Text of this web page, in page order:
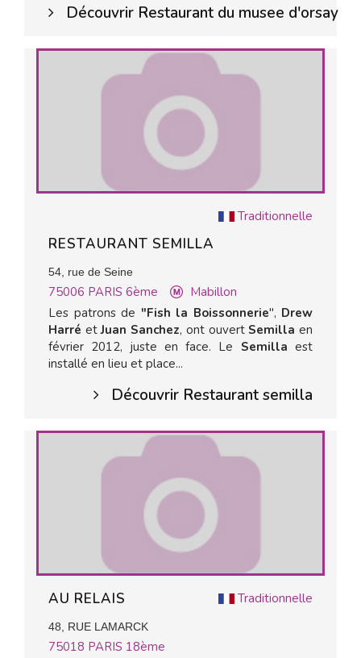
Découvrir Restaurant du musee d'orsay
Traditionnelle
RESTAURANT SEMILLA
54, rue de Seine
75006 PARIS 6ème
Mabillon
Les patrons de "Fish la Boissonnerie", Drew
Harré etJuan Sanchez, ont ouvertSemillaen
février 2012, juste en face. Le Semillaest
installé en lieu et place...
Découvrir Restaurant semilla
Traditionnelle
AU RELAIS
48, RUE LAMARCK
75018 PARIS 18ème